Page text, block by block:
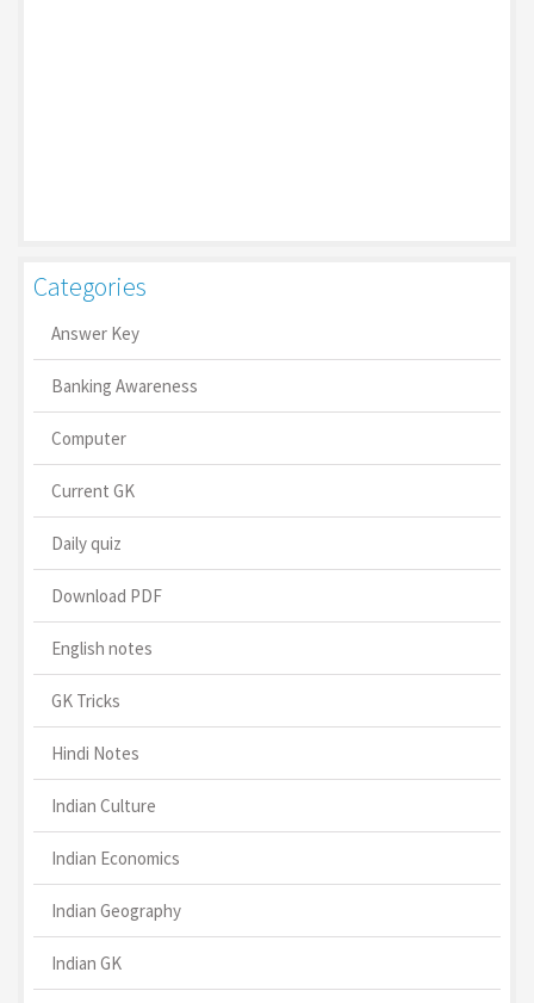
Categories
Answer Key
Banking Awareness
Computer
Current GK
Daily quiz
Download PDF
English notes
GK Tricks
Hindi Notes
Indian Culture
Indian Economics
Indian Geography
Indian GK